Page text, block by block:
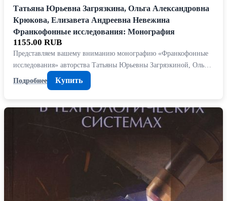
Татьяна Юрьевна Загрязкина, Ольга Александровна
Крюкова, Елизавета Андреевна Невежина
Франкофонные исследования: Монография
1155.00 RUB
Представляем вашему вниманию монографию «Франкофонные
исследования» авторства Татьяны Юрьевны Загрязкиной, Оль…
Подробнее
Купить